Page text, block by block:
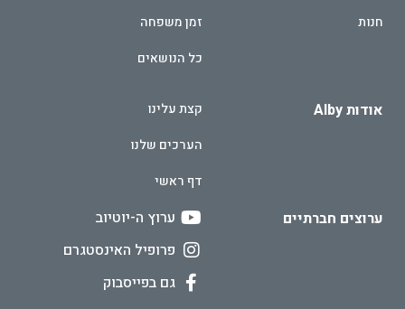
חנות
זמן משפחה
כל הנושאים
אודות Alby
קצת עלינו
הערכים שלנו
דף ראשי
ערוצים חברתיים
ערוץ ה-יוטיוב
פרופיל האינסטגרם
גם בפייסבוק